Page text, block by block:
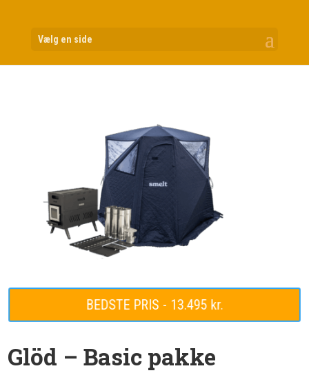
Vælg en side
BEDSTE PRIS - 13.495 kr.
Glöd – Basic pakke